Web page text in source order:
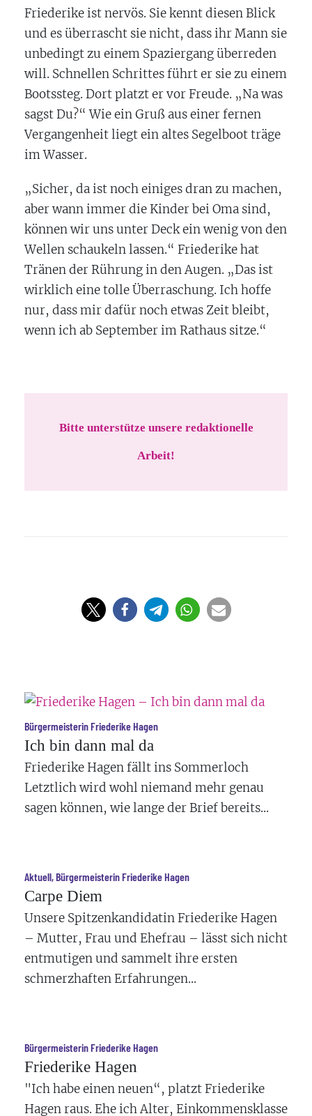
Friederike ist nervös. Sie kennt diesen Blick
und es überrascht sie nicht, dass ihr Mann sie
unbedingt zu einem Spaziergang überreden
will. Schnellen Schrittes führt er sie zu einem
Bootssteg. Dort platzt er vor Freude. „Na was
sagst Du?“ Wie ein Gruß aus einer fernen
Vergangenheit liegt ein altes Segelboot träge
im Wasser.
„Sicher, da ist noch einiges dran zu machen,
aber wann immer die Kinder bei Oma sind,
können wir uns unter Deck ein wenig von den
Wellen schaukeln lassen.“ Friederike hat
Tränen der Rührung in den Augen. „Das ist
wirklich eine tolle Überraschung. Ich hoffe
nur, dass mir dafür noch etwas Zeit bleibt,
wenn ich ab September im Rathaus sitze.“
Bitte unterstütze unsere redaktionelle
Arbeit!
Bürgermeisterin Friederike Hagen
Ich bin dann mal da
Friederike Hagen fällt ins Sommerloch
Letztlich wird wohl niemand mehr genau
sagen können, wie lange der Brief bereits...
Aktuell, Bürgermeisterin Friederike Hagen
Carpe Diem
Unsere Spitzenkandidatin Friederike Hagen
– Mutter, Frau und Ehefrau – lässt sich nicht
entmutigen und sammelt ihre ersten
schmerzhaften Erfahrungen...
Bürgermeisterin Friederike Hagen
Friederike Hagen
"Ich habe einen neuen“, platzt Friederike
Hagen raus. Ehe ich Alter, Einkommensklasse